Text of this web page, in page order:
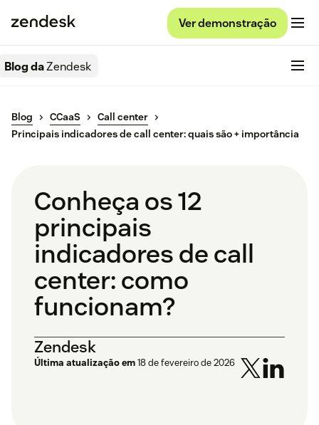
Ver demonstração
Blog daZendesk
Blog CCaaS
Call center
Principais indicadores de call center: quais são + importância
Conheça os 12
principais
indicadores de call
center: como
funcionam?
Zendesk
Última atualização em18 de fevereiro de 2026